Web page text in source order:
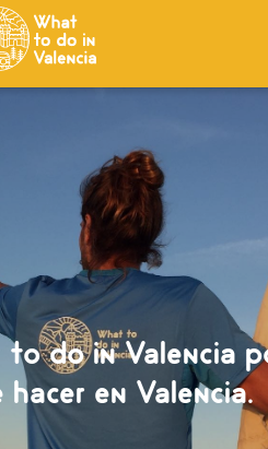
to do in Valencia
hacer en Valencia.